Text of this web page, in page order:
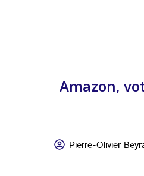
Amazon,
Pierre-Olivier